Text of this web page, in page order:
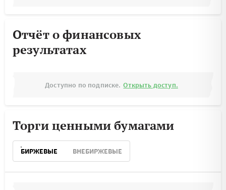
Отчёт о финансовых
результатах
Доступно по подписке. Открыть доступ.
Торги ценными бумагами
БИРЖЕВЫЕ ВНЕБИРЖЕВЫЕ